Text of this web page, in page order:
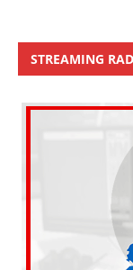
STREAMING